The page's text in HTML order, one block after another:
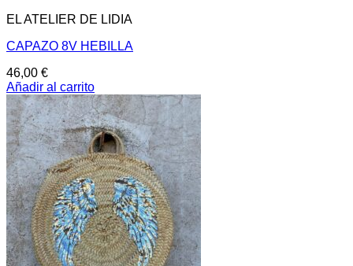
EL ATELIER DE LIDIA
CAPAZO 8V HEBILLA
46,00 €
Añadir al carrito